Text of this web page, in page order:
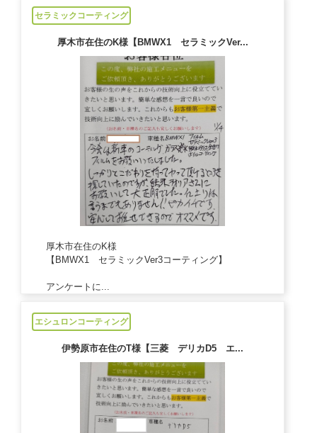
セラミックコーティング
厚木市在住のK様【BMWX1 セラミックVer...
厚木市在住のK様
【BMWX1 セラミックVer3コーティング】
アンケートに...
エシュロンコーティング
伊勢原市在住のT様【三菱 デリカD5 エ...